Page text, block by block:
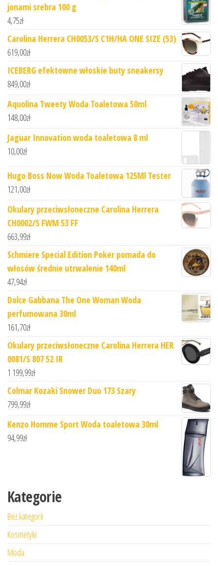
jonami srebra 100 g
4,75zł
Carolina Herrera CH0053/S C1H/HA ONE SIZE (53)
619,00zł
ICEBERG efektowne włoskie buty sneakersy
849,00zł
Aquolina Tweety Woda Toaletowa 50ml
148,00zł
Jaguar Innovation woda toaletowa 8 ml
10,00zł
Hugo Boss Now Woda Toaletowa 125Ml Tester
121,00zł
Okulary przeciwsłoneczne Carolina Herrera
CH0002/S FWM 53 FF
663,99zł
Schmiere Special Edition Poker pomada do
włosów średnie utrwalenie 140ml
47,94zł
Dolce Gabbana The One Woman Woda
perfumowana 30ml
161,70zł
Okulary przeciwsłoneczne Carolina Herrera HER
0081/S 807 52 IR
1 199,99zł
Colmar Kozaki Snower Duo 173 Szary
799,99zł
Kenzo Homme Sport Woda toaletowa 30ml
94,99zł
Kategorie
Bez kategorii
Kosmetyki
Moda